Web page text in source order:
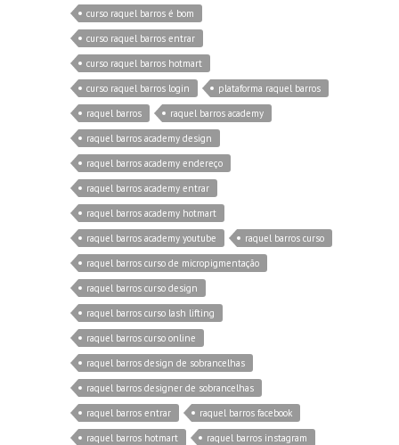
curso raquel barros é bom
curso raquel barros entrar
curso raquel barros hotmart
curso raquel barros login
plataforma raquel barros
raquel barros
raquel barros academy
raquel barros academy design
raquel barros academy endereço
raquel barros academy entrar
raquel barros academy hotmart
raquel barros academy youtube
raquel barros curso
raquel barros curso de micropigmentação
raquel barros curso design
raquel barros curso lash lifting
raquel barros curso online
raquel barros design de sobrancelhas
raquel barros designer de sobrancelhas
raquel barros entrar
raquel barros facebook
raquel barros hotmart
raquel barros instagram